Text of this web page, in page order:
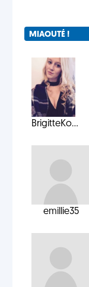
MIAOUTÉ !
BrigitteKo...
emillie35